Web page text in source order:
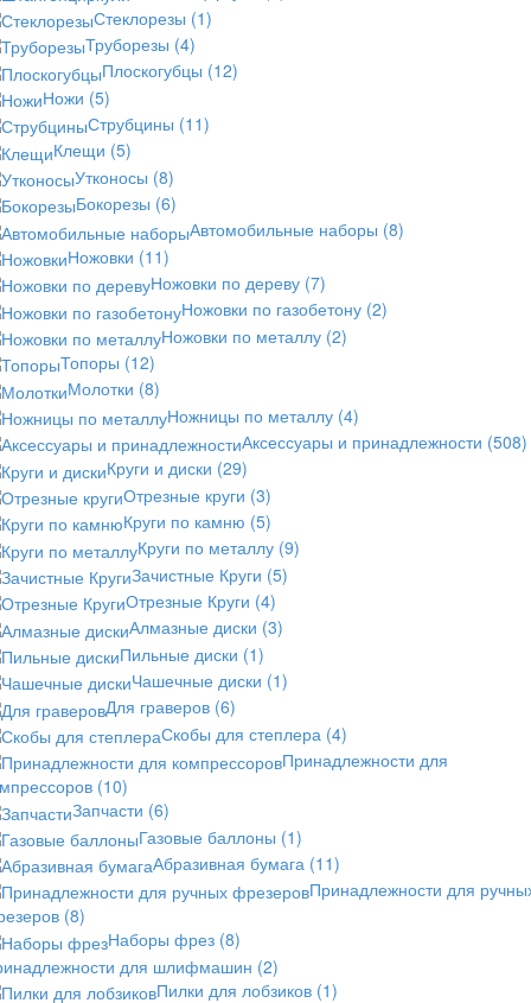
Стеклорезы (1)
Труборезы (4)
Плоскогубцы (12)
Ножи (5)
Струбцины (11)
Клещи (5)
Утконосы (8)
Бокорезы (6)
Автомобильные наборы (8)
Ножовки (11)
Ножовки по дереву (7)
Ножовки по газобетону (2)
Ножовки по металлу (2)
Топоры (12)
Молотки (8)
Ножницы по металлу (4)
Аксессуары и принадлежности (508)
Круги и диски (29)
Отрезные круги (3)
Круги по камню (5)
Круги по металлу (9)
Зачистные Круги (5)
Отрезные Круги (4)
Алмазные диски (3)
Пильные диски (1)
Чашечные диски (1)
Для граверов (6)
Скобы для степлера (4)
Принадлежности для
(10)
Запчасти (6)
Газовые баллоны (1)
Абразивная бумага (11)
Принадлежности для
(8)
Наборы фрез (8)
для шлифмашин (2)
Пилки для лобзиков (1)